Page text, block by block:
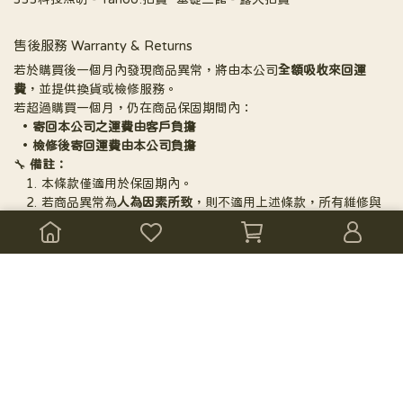
售後服務 Warranty & Returns
若於購買後一個月內發現商品異常，將由本公司全額吸收來回運
費 ，並提供換貨或檢修服務。
若超過購買一個月，仍在商品保固期間內：
寄回本公司之運費由客戶負擔
檢修後寄回運費由本公司負擔
🔧 備註：
本條款僅適用於保固期內。
若商品異常為人為因素所致 ，則不適用上述條款，所有維修與
運費將由客戶自行負擔。